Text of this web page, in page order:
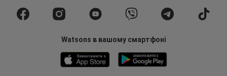
Watsons в вашому смартфоні